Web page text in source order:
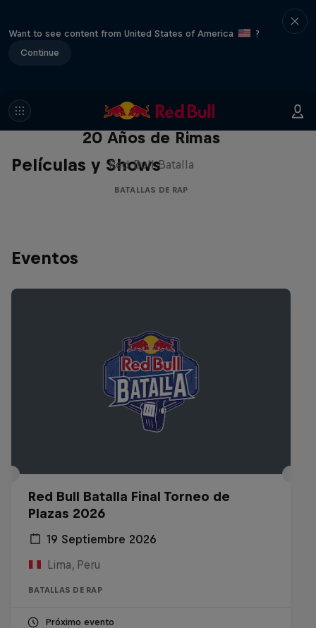
Want to see content from United States of America
?
Continue
Películas y Shows
Red Bull Batalla Nueva Historia:
20 Años de Rimas
Red Bull Batalla
BATALLAS DE RAP
Eventos
Red Bull Batalla Final Torneo de
Plazas 2026
19 Septiembre 2026
Lima, Peru
BATALLAS DE RAP
Próximo evento